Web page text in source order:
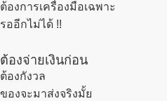
ต้องการเครื่องมือเฉพาะ
รออีกไม่ได้ !!
ต้องจ่ายเงินก่อน
ต้องกังวล
ของจะมาส่งจริงมั้ย